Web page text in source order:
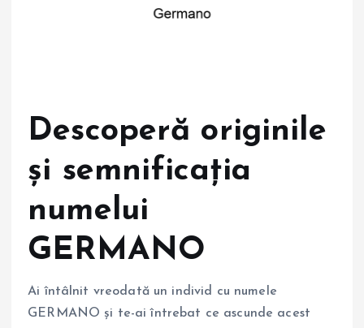
Descoperă originile
și semnificația
numelui
GERMANO
Ai întâlnit vreodată un individ cu numele
GERMANO și te-ai întrebat ce ascunde acest